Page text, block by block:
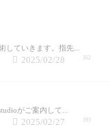
していきます。指先...
352
2025/02/28
がご案内して...
193
2025/02/27